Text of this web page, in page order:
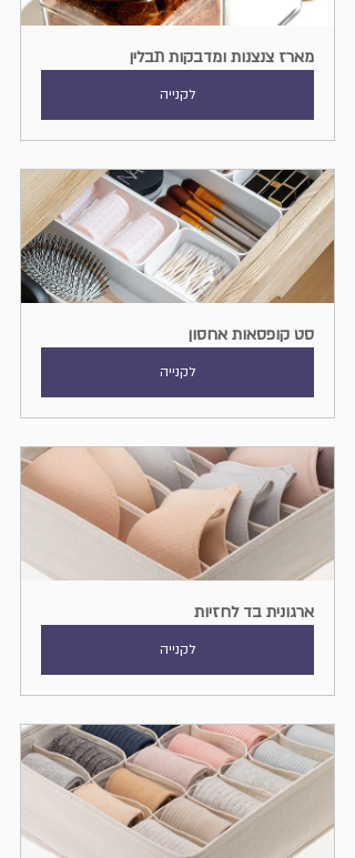
מארז צנצנות ומדבקות תבלין
לקנייה
סט קופסאות אחסון
לקנייה
ארגונית בד לחזיות
לקנייה